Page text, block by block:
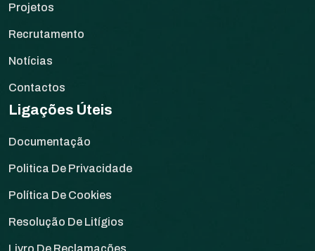
Projetos
Recrutamento
Notícias
Contactos
Ligações Úteis
Documentação
Politica De Privacidade
Política De Cookies
Resolução De Litígios
Livro De Reclamações